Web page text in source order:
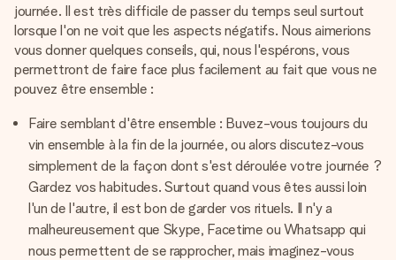
journée. Il est très difficile de passer du temps seul surtout
lorsque l'on ne voit que les aspects négatifs. Nous aimerions
vous donner quelques conseils, qui, nous l'espérons, vous
permettront de faire face plus facilement au fait que vous ne
pouvez être ensemble :
Faire semblant d'être ensemble : Buvez-vous toujours du
vin ensemble à la fin de la journée, ou alors discutez-vous
simplement de la façon dont s'est déroulée votre journée ?
Gardez vos habitudes. Surtout quand vous êtes aussi loin
l'un de l'autre, il est bon de garder vos rituels. Il n'y a
malheureusement que Skype, Facetime ou Whatsapp qui
nous permettent de se rapprocher, mais imaginez-vous